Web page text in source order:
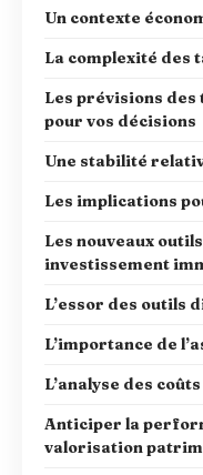
Un contexte
La complexité des
Les prévisions des
pour vos décisions
Une stabilité
Les implications
Les nouveaux
investissement
L’essor des outils
L’importance de
L’analyse des coûts
Anticiper la
valorisation